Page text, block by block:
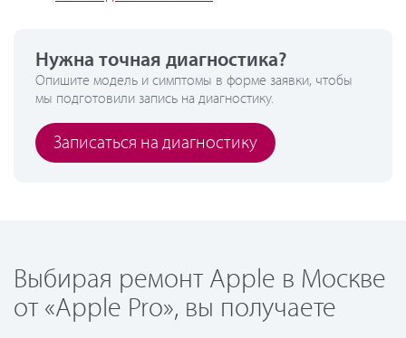
Нужна точная диагностика?
Опишите модель и симптомы в форме заявки, чтобы
мы подготовили запись на диагностику.
Записаться на диагностику
Выбирая ремонт Apple в Москве
от «Apple Pro», вы получаете